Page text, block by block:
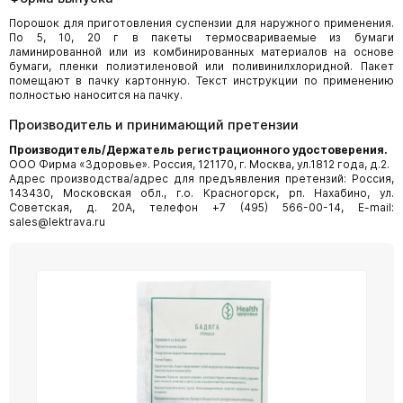
Порошок для приготовления суспензии для наружного применения.
По 5, 10, 20 г в пакеты термосвариваемые из бумаги
ламинированной или из комбинированных материалов на основе
бумаги, пленки полиэтиленовой или поливинилхлоридной. Пакет
помещают в пачку картонную. Текст инструкции по применению
полностью наносится на пачку.
Производитель и принимающий претензии
Производитель/Держатель регистрационного удостоверения.
ООО Фирма «Здоровье». Россия, 121170, г. Москва, ул.1812 года, д.2.
Адрес производства/адрес для предъявления претензий: Россия,
143430, Московская обл., г.о. Красногорск, рп. Нахабино, ул.
Советская, д. 20А, телефон +7 (495) 566-00-14, E-mail:
sales@lektrava.ru